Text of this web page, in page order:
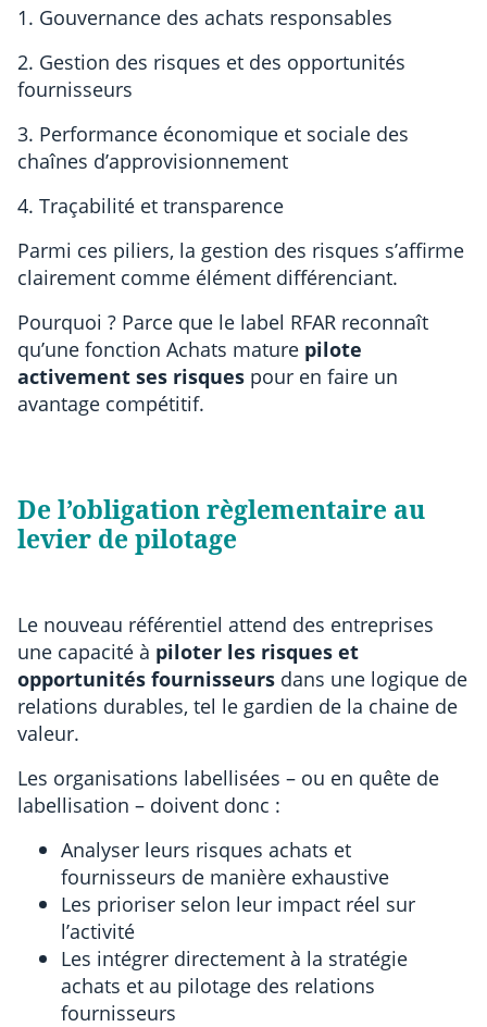
1. Gouvernance des achats responsables
2. Gestion des risques et des opportunités
fournisseurs
3. Performance économique et sociale des
chaînes d’approvisionnement
4. Traçabilité et transparence
Parmi ces piliers, la gestion des risques s’affirme
clairement comme élément différenciant.
Pourquoi ? Parce que le label RFAR reconnaît
qu’une fonction Achats mature pilote
activement ses risques pour en faire un
avantage compétitif.
De l’obligation règlementaire au
levier de pilotage
Le nouveau référentiel attend des entreprises
une capacité à piloter les risques et
opportunités fournisseurs dans une logique de
relations durables, tel le gardien de la chaine de
valeur.
Les organisations labellisées – ou en quête de
labellisation – doivent donc :
Analyser leurs risques achats et
fournisseurs de manière exhaustive
Les prioriser selon leur impact réel sur
l’activité
Les intégrer directement à la stratégie
achats et au pilotage des relations
fournisseurs